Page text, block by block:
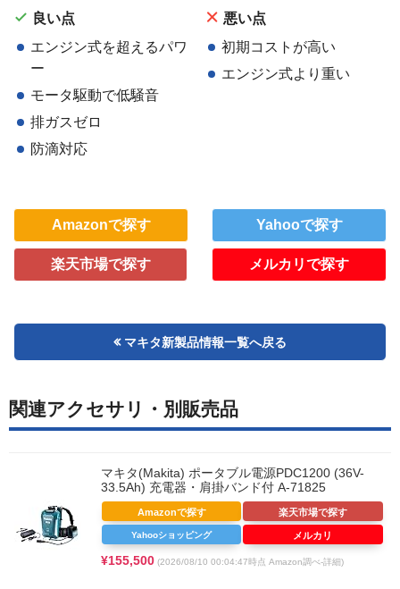
良い点
エンジン式を超えるパワ
ー
モータ駆動で低騒音
排ガスゼロ
防滴対応
悪い点
初期コストが高い
エンジン式より重い
Amazonで探す
楽天市場で探す
Yahooで探す
メルカリで探す
マキタ新製品情報一覧へ戻る
関連アクセサリ・別販売品
マキタ(Makita) ポータブル電源PDC1200 (36V-
33.5Ah) 充電器・肩掛バンド付 A-71825
¥155,500 (2026/08/10 00:04:47時点 Amazon調べ-詳細)
Amazonで探す 楽天市場で探す
Yahooショッピング メルカリ